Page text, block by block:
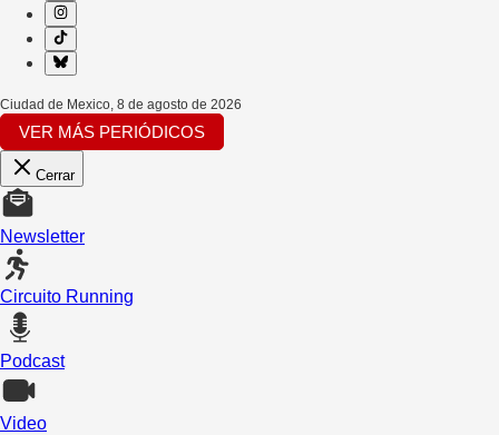
Ciudad de Mexico, 8 de agosto de 2026
VER MÁS PERIÓDICOS
Cerrar
Newsletter
Circuito Running
Podcast
Video